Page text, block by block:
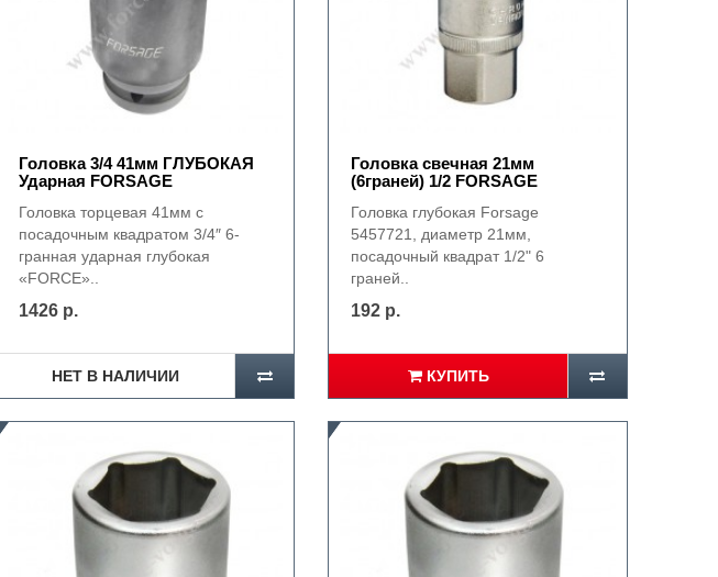
Головка 3/4 41мм ГЛУБОКАЯ
Ударная FORSAGE
Головка торцевая 41мм с
посадочным квадратом 3/4″ 6-
гранная ударная глубокая
«FORCE»..
1426 р.
НЕТ В НАЛИЧИИ
Головка свечная 21мм
(6граней) 1/2 FORSAGE
Головка глубокая Forsage
5457721, диаметр 21мм,
посадочный квадрат 1/2" 6
граней..
192 р.
КУПИТЬ